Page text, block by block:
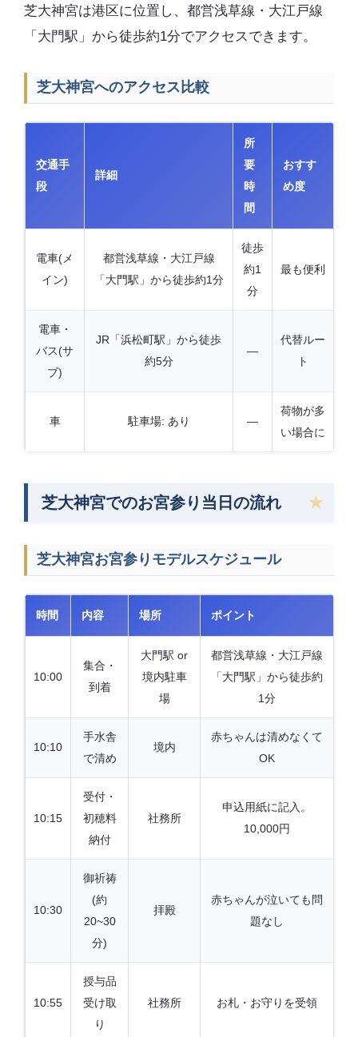
芝大神宮は港区に位置し、都営浅草線・大江戸線
「大門駅」から徒歩約1分でアクセスできます。
芝大神宮へのアクセス比較
交通手
段
詳細
所
要
時
間
おすす
め度
電車(メ
イン)
都営浅草線・大江戸線
「大門駅」から徒歩約1分
徒歩
約1
分
最も便利
電車・
バス(サ
ブ)
JR「浜松町駅」から徒歩
約5分
—
代替ルー
ト
車 駐車場: あり —
荷物が多
い場合に
芝大神宮でのお宮参り当日の流れ
芝大神宮お宮参りモデルスケジュール
時間 内容 場所 ポイント
10:00
集合・
到着
大門駅 or
境内駐車
場
都営浅草線・大江戸線
「大門駅」から徒歩約
1分
10:10
手水舎
で清め
境内
赤ちゃんは清めなくて
OK
10:15
受付・
初穂料
納付
社務所
申込用紙に記入。
10,000円
10:30
御祈祷
(約
20~30
分)
拝殿
赤ちゃんが泣いても問
題なし
10:55
授与品
受け取
り
社務所 お札・お守りを受領